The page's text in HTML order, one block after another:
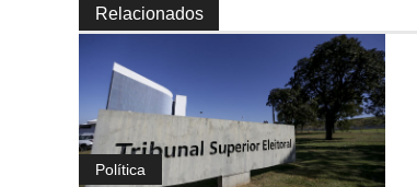
Relacionados
Política